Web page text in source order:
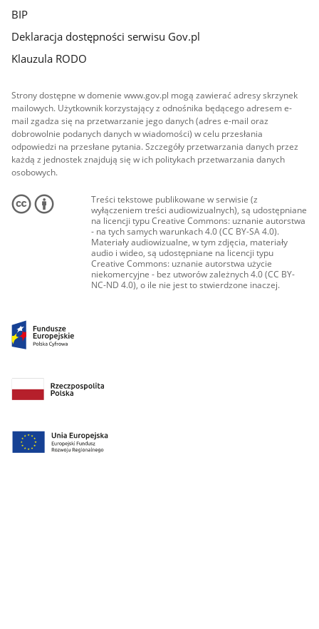
BIP
Deklaracja dostępności serwisu Gov.pl
Klauzula RODO
Strony dostępne w domenie www.gov.pl mogą zawierać adresy skrzynek
mailowych. Użytkownik korzystający z odnośnika będącego adresem e-
mail zgadza się na przetwarzanie jego danych (adres e-mail oraz
dobrowolnie podanych danych w wiadomości) w celu przesłania
odpowiedzi na przesłane pytania. Szczegóły przetwarzania danych przez
każdą z jednostek znajdują się w ich politykach przetwarzania danych
osobowych.
Treści tekstowe publikowane w serwisie (z
wyłączeniem treści audiowizualnych), są udostępniane
na licencji typu Creative Commons: uznanie autorstwa
- na tych samych warunkach 4.0 (CC BY-SA 4.0).
Materiały audiowizualne, w tym zdjęcia, materiały
audio i wideo, są udostępniane na licencji typu
Creative Commons: uznanie autorstwa użycie
niekomercyjne - bez utworów zależnych 4.0 (CC BY-
NC-ND 4.0), o ile nie jest to stwierdzone inaczej.